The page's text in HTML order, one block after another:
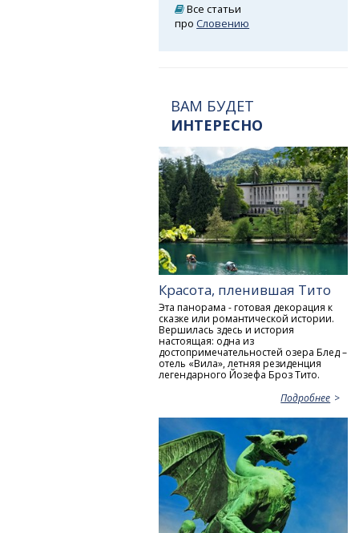
Все статьи
проСловению
ВАМ БУДЕТ
ИНТЕРЕСНО
Красота, пленившая Тито
Эта панорама - готовая декорация к
сказке или романтической истории.
Вершилась здесь и история
настоящая: одна из
достопримечательностей озера Блед –
отель «Вила», летняя резиденция
легендарного Йозефа Броз Тито.
Подробнее